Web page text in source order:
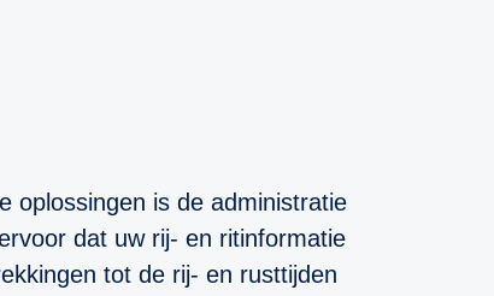
oplossingen is de administratie
dat uw rij- en ritinformatie
tot de rij- en rusttijden